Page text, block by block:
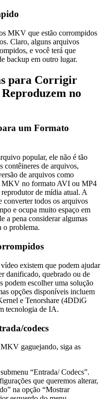
MKV que estão corrompidos
Claro, alguns arquivos
e você terá que
backup em outro lugar.
para Corrigir
no
um Formato
popular, ele não é tão
contêineres de arquivos,
de arquivos como
MKV no formato AVI ou MP4
de mídia atual. A
converter todos os arquivos
e ocupa muito espaço em
a pena considerar algumas
o problema.
existem que podem ajudar
danificado, quebrado ou de
podem escolher uma solução
opções disponíveis incluem
e Tenorshare (4DDiG
tecnologia de IA.
codecs
gaguejando, siga as
“Entrada/ Codecs”.
que queremos alterar,
na opção “Mostrar